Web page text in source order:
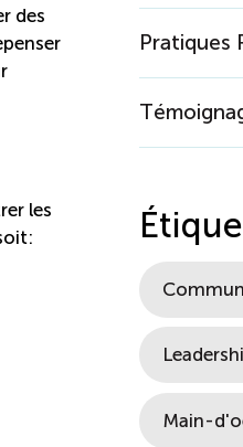
des
les
Pratiques
Main-